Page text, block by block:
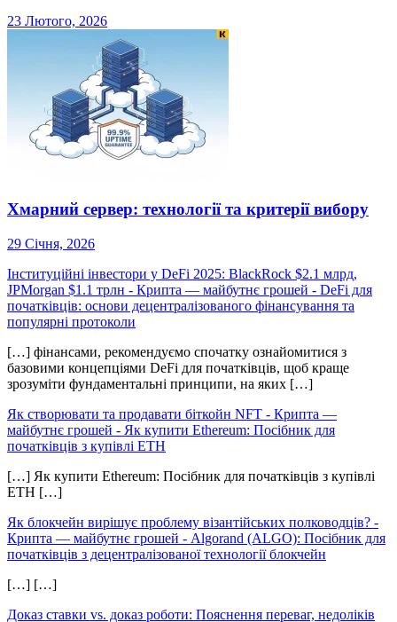
23 Лютого, 2026
Хмарний сервер: технології та критерії вибору
29 Січня, 2026
Інституційні інвестори у DeFi 2025: BlackRock $2.1 млрд,
JPMorgan $1.1 трлн - Крипта — майбутнє грошей - DeFi для
початківців: основи децентралізованого фінансування та
популярні протоколи
[…] фінансами, рекомендуємо спочатку ознайомитися з
базовими концепціями DeFi для початківців, щоб краще
зрозуміти фундаментальні принципи, на яких […]
Як створювати та продавати біткойн NFT - Крипта —
майбутнє грошей - Як купити Ethereum: Посібник для
початківців з купівлі ETH
[…] Як купити Ethereum: Посібник для початківців з купівлі
ETH […]
Як блокчейн вирішує проблему візантійських полководців? -
Крипта — майбутнє грошей - Algorand (ALGO): Посібник для
початківців з децентралізованої технології блокчейн
[…] […]
Доказ ставки vs. доказ роботи: Пояснення переваг, недоліків